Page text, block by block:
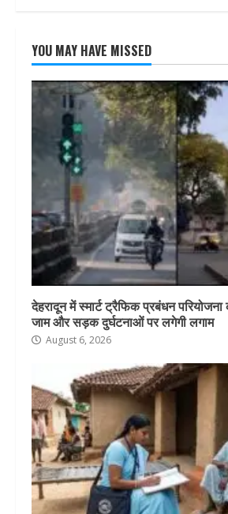
YOU MAY HAVE MISSED
देहरादून में स्मार्ट ट्रैफिक प्रबंधन परियोजना
जाम और सड़क दुर्घटनाओं पर लगेगी लगाम
August 6, 2026